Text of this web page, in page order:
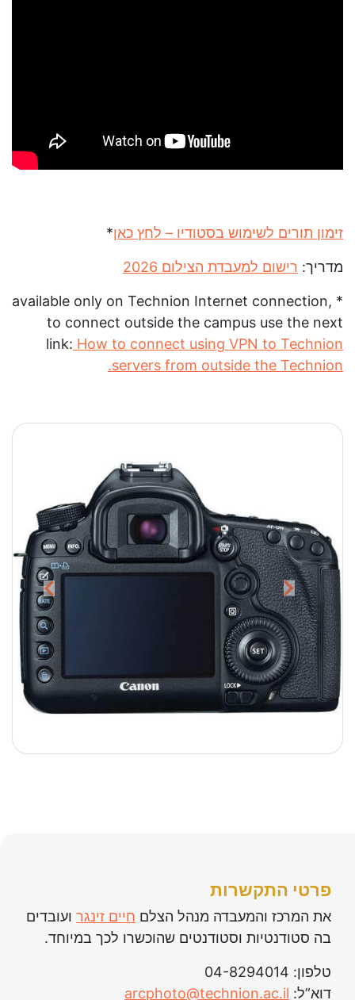
זימון תורים לשימוש בסטודיו – לחץ כאן*
מדריך: רישום למעבדת הצילום 2026
* available only on Technion Internet connection,
to connect outside the campus use the next
link: How to connect using VPN to Technion
servers from outside the Technion.
פרטי התקשרות
את המרכז והמעבדה מנהל הצלם חיים זינגר ועובדים
בה סטודנטיות וסטודנטים שהוכשרו לכך במיוחד.
טלפון: 04-8294014
דוא”ל: arcphoto@technion.ac.il